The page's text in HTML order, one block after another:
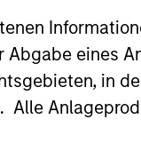
Abgabe eines
in
Alle